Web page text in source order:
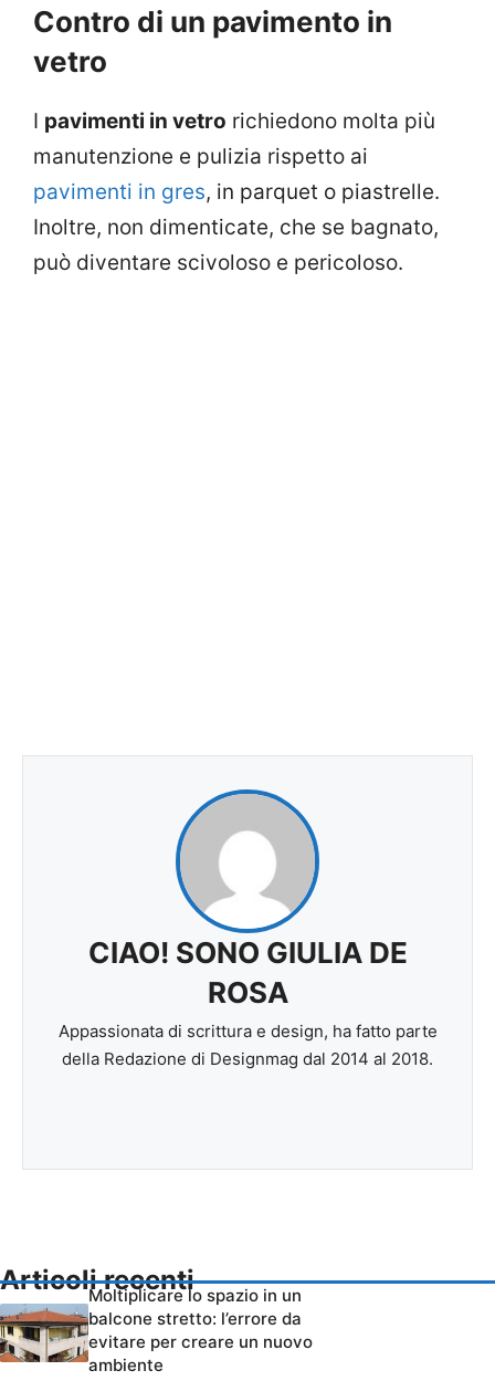
Contro di un pavimento in
vetro
I pavimenti in vetro richiedono molta più
manutenzione e pulizia rispetto ai
pavimenti in gres, in parquet o piastrelle.
Inoltre, non dimenticate, che se bagnato,
può diventare scivoloso e pericoloso.
CIAO! SONO GIULIA DE
ROSA
Appassionata di scrittura e design, ha fatto parte
della Redazione di Designmag dal 2014 al 2018.
Articoli recenti
Moltiplicare lo spazio in un
balcone stretto: l’errore da
evitare per creare un nuovo
ambiente